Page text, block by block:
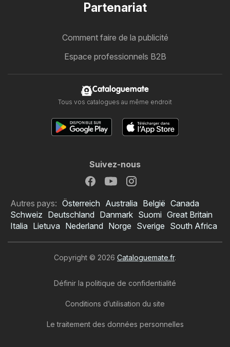
Catalogue Brico Dépôt
Partenariat
Comment faire de la publicité
Espace professionnels B2B
Cataloguemate
Tous vos catalogues au même endroit
Suivez-nous
Autres pays: Österreich Australia België Canada
Schweiz Deutschland Danmark Suomi Great Britain
Italia Lietuva Nederland Norge Sverige South Africa
Copyright © 2026 Cataloguemate.fr.
Définir la politique de confidentialité
Conditions d’utilisation du site
Le traitement des données personnelles